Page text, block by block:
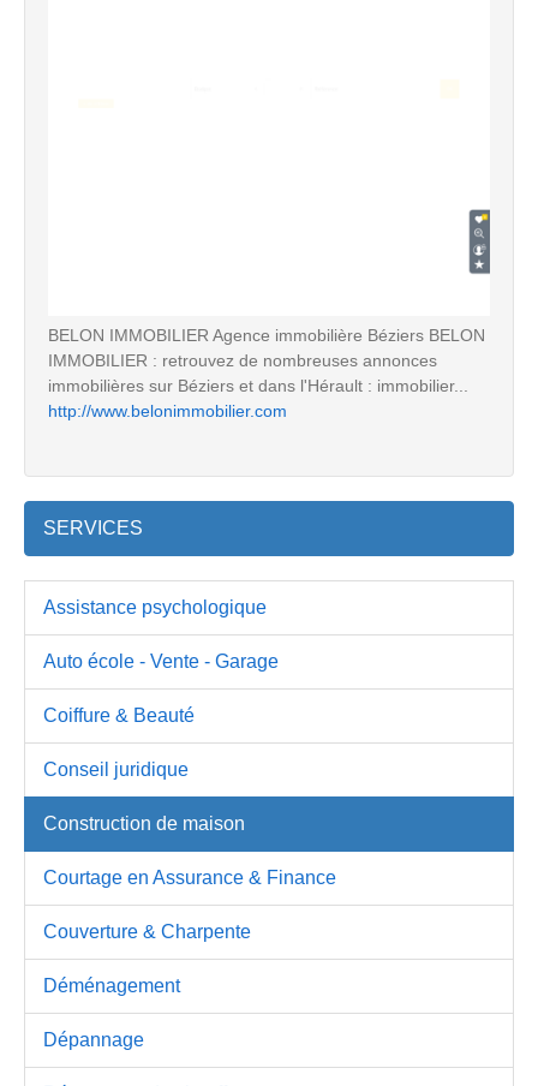
BELON IMMOBILIER Agence immobilière Béziers BELON
IMMOBILIER : retrouvez de nombreuses annonces
immobilières sur Béziers et dans l'Hérault : immobilier...
http://www.belonimmobilier.com
SERVICES
Assistance psychologique
Auto école - Vente - Garage
Coiffure & Beauté
Conseil juridique
Construction de maison
Courtage en Assurance & Finance
Couverture & Charpente
Déménagement
Dépannage